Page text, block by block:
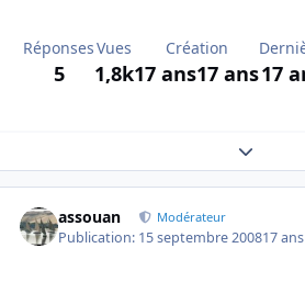
Réponses
5
Vues
1,8k
Création
17 ans17 ans17
Expand
assouan Modérateur
Publication: 15 septembre 200817 ans